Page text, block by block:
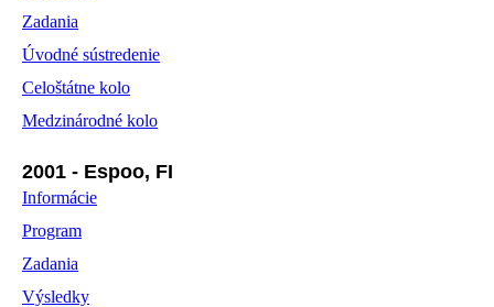
Zadania
Úvodné sústredenie
Celoštátne kolo
Medzinárodné kolo
2001 - Espoo, FI
Informácie
Program
Zadania
Výsledky